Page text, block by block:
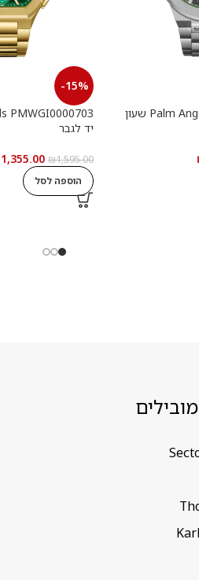
Palm Angels PMWGI0000901 שעון
-15%
יד לגבר
₪1,595.00
1,355.00
הוספה לסל